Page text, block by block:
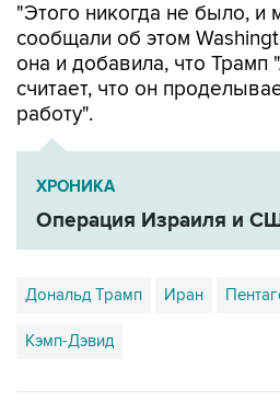
"Этого никогда не было, и
сообщали об этом
она и добавила, что Трамп
считает, что он
работу".
ХРОНИКА
Операция Израиля и
Дональд Трамп Иран
Кэмп-Дэвид